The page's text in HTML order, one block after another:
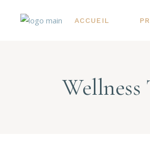
ACCUEIL
Wellness